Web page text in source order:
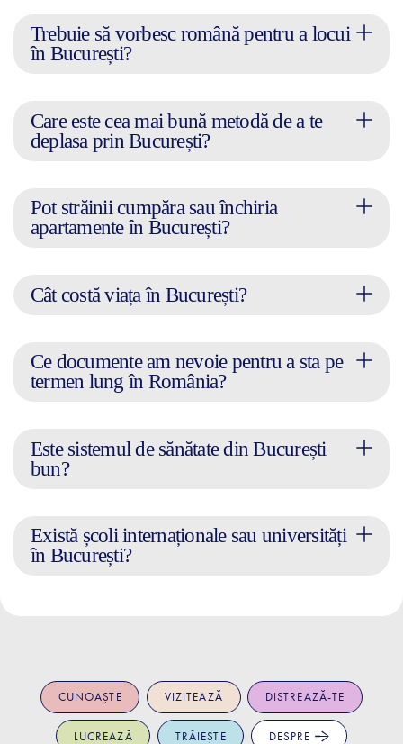
Trebuie să vorbesc română pentru a locui
în București?
Care este cea mai bună metodă de a te
deplasa prin București?
Pot străinii cumpăra sau închiria
apartamente în București?
Cât costă viața în București?
Ce documente am nevoie pentru a sta pe
termen lung în România?
Este sistemul de sănătate din București
bun?
Există școli internaționale sau universități
în București?
CUNOAȘTE VIZITEAZĂ DISTREAZĂ-TE
LUCREAZĂ TRĂIEȘTE DESPRE